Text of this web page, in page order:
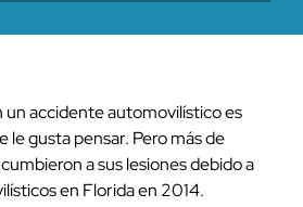
un accidente automovilístico es
le gusta pensar. Pero más de
a sus lesiones debido a
en Florida en 2014.